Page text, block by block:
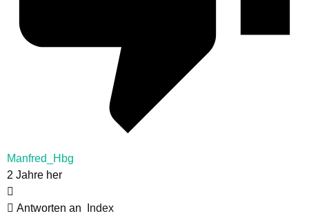
Manfred_Hbg
2 Jahre her
Antworten an
Index